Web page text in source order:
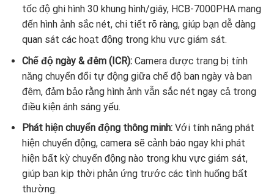
tốc độ ghi hình 30 khung hình/giây, HCB-7000PHA mang
đến hình ảnh sắc nét, chi tiết rõ ràng, giúp bạn dễ dàng
quan sát các hoạt động trong khu vực giám sát.
Chế độ ngày & đêm (ICR):Camera được trang bị tính
năng chuyển đổi tự động giữa chế độ ban ngày và ban
đêm, đảm bảo rằng hình ảnh vẫn sắc nét ngay cả trong
điều kiện ánh sáng yếu.
Phát hiện chuyển động thông minh:Với tính năng phát
hiện chuyển động, camera sẽ cảnh báo ngay khi phát
hiện bất kỳ chuyển động nào trong khu vực giám sát,
giúp bạn kịp thời phản ứng trước các tình huống bất
thường.